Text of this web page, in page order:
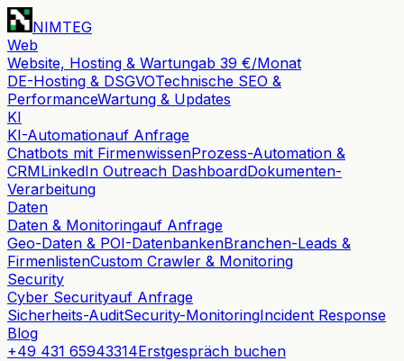
NIMTEG
Web
Website, Hosting & Wartungab 39 €/Monat
DE-Hosting & DSGVOTechnische SEO &
PerformanceWartung & Updates
KI
KI-Automationauf Anfrage
Chatbots mit FirmenwissenProzess-Automation &
CRMLinkedIn Outreach DashboardDokumenten-
Verarbeitung
Daten
Daten & Monitoringauf Anfrage
Geo-Daten & POI-DatenbankenBranchen-Leads &
FirmenlistenCustom Crawler & Monitoring
Security
Cyber Securityauf Anfrage
Sicherheits-AuditSecurity-MonitoringIncident Response
Blog
+49 431 65943314Erstgespräch buchen